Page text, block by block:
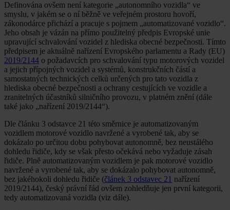
Definována ovšem není kategorie „autonomního vozidla“ ve
smyslu, v jakém se o ní běžně ve veřejném prostoru hovoří,
zákonodárce přichází a pracuje s pojmem „automatizované vozidlo“.
Jeho obsah je vázán na přímo použitelný předpis Evropské unie
upravující schvalování vozidel z hlediska obecné bezpečnosti. Tímto
předpisem je aktuálně nařízení Evropského parlamentu a Rady (EU)
2019/2144 o požadavcích pro schvalování typu motorových vozidel
a jejich přípojných vozidel a systémů, konstrukčních částí a
samostatných technických celků určených pro tato vozidla z
hlediska obecné bezpečnosti a ochrany cestujících ve vozidle a
zranitelných účastníků silničního provozu, v platném znění (dále
také jako „nařízení 2019/2144“).
Dle článku 3 odstavce 21 této směrnice je automatizovaným
vozidlem motorové vozidlo navržené a vyrobené tak, aby se
dokázalo po určitou dobu pohybovat autonomně, bez neustálého
dohledu řidiče, kdy se však přesto očekává nebo vyžaduje zásah
řidiče. Plně automatizovaným vozidlem je pak motorové vozidlo
navržené a vyrobené tak, aby se dokázalo pohybovat autonomně,
bez jakéhokoli dohledu řidiče (článek 3 odstavec 21 nařízení
2019/2144), český právní řád ovšem zohledňuje jen první kategorii,
tedy automatizovaná vozidla (viz dále).